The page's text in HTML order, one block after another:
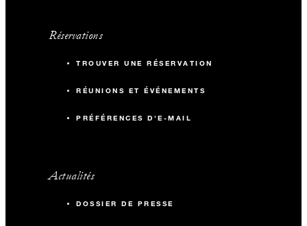
Réservations
TROUVER UNE RÉSERVATION
RÉUNIONS ET ÉVÉNEMENTS
PRÉFÉRENCES D'E-MAIL
Actualités
DOSSIER DE PRESSE